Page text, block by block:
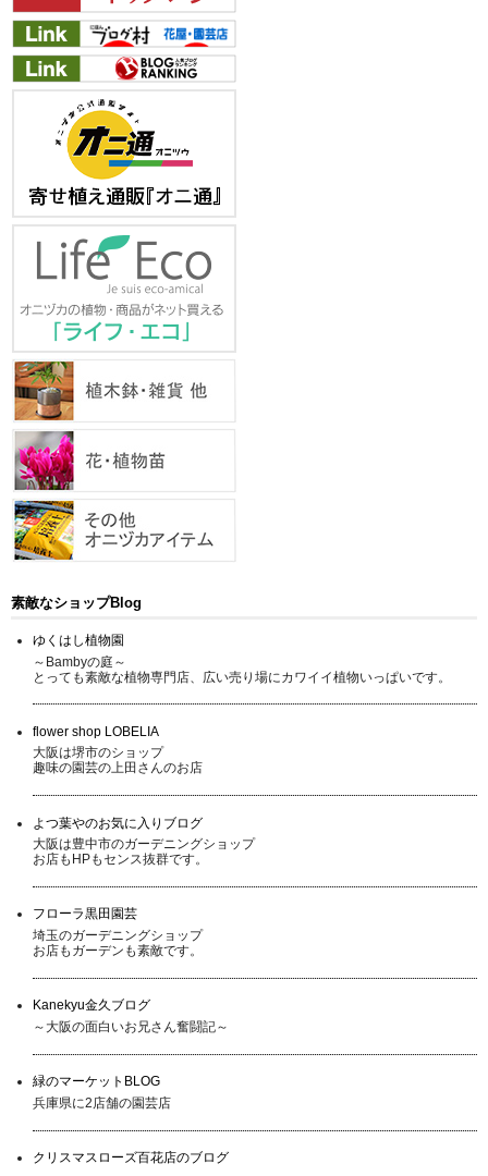
素敵なショップBlog
ゆくはし植物園
～Bambyの庭～
とっても素敵な植物専門店、広い売り場にカワイイ植物いっぱいです。
flower shop LOBELIA
大阪は堺市のショップ
趣味の園芸の上田さんのお店
よつ葉やのお気に入りブログ
大阪は豊中市のガーデニングショップ
お店もHPもセンス抜群です。
フローラ黒田園芸
埼玉のガーデニングショップ
お店もガーデンも素敵です。
Kanekyu金久ブログ
～大阪の面白いお兄さん奮闘記～
緑のマーケットBLOG
兵庫県に2店舗の園芸店
クリスマスローズ百花店のブログ